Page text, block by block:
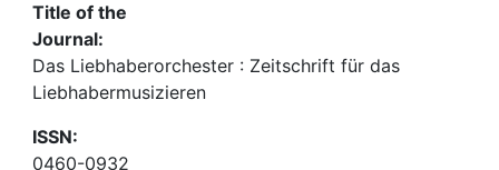
Title of the
Journal:
Das Liebhaberorchester : Zeitschrift für das
Liebhabermusizieren
ISSN:
0460-0932